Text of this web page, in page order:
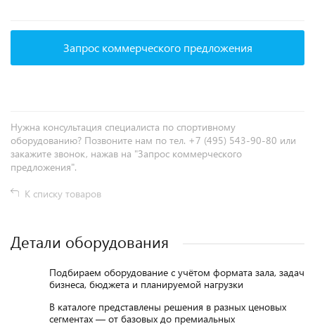
Запрос коммерческого предложения
Нужна консультация специалиста по спортивному
оборудованию? Позвоните нам по тел. +7 (495) 543-90-80 или
закажите звонок, нажав на "Запрос коммерческого
предложения".
К списку товаров
Детали оборудования
Подбираем оборудование с учётом формата зала, задач
бизнеса, бюджета и планируемой нагрузки
В каталоге представлены решения в разных ценовых
сегментах — от базовых до премиальных